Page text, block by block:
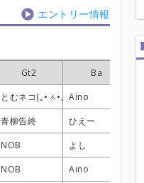
エントリー情報
Gt2 Ba
とむネコ(｡•ㅅ•｡) Aino
青柳告終 ひえー
NOB よし
NOB Aino
Gt2 Ba
とむネコ(｡•ㅅ•｡) Aino
青柳告終 ひえー
NOB よし
NOB Aino
Gt2 Ba
とむネコ(｡•ㅅ•｡) Aino
青柳告終 ひえー
NOB よし
NOB Aino
Gt2 Ba
とむネコ(｡•ㅅ•｡) Aino
青柳告終 ひえー
NOB よし
NOB Aino